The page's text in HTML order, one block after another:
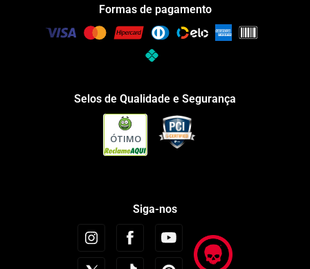
Formas de pagamento
Selos de Qualidade e Segurança
ÓTIMO
Siga-nos